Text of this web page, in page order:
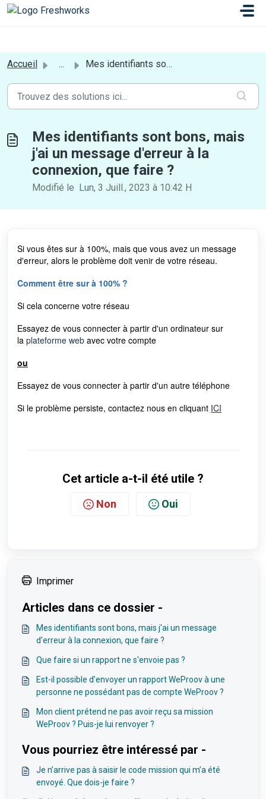
a[href*='login'] {display:none;}
Passer au contenu principal
Accueil ... Mes identifiants sont bons, mais j'ai un message d...
Mes identifiants sont bons, mais
j'ai un message d'erreur à la
connexion, que faire ?
Modifié le Lun, 3 Juill., 2023 à 10:42 H
Si vous êtes sur à 100%, mais que vous avez un message
d'erreur, alors le problème doit venir de votre réseau.
Comment être sur à 100% ?
Si cela concerne votre réseau
Essayez de vous connecter à partir d'un ordinateur sur
la plateforme web avec votre compte
ou
Essayez de vous connecter à partir d'un autre téléphone
Si le problème persiste, contactez nous en cliquant ICI
Cet article a-t-il été utile ?
Non Oui
Imprimer
Articles dans ce dossier -
Mes identifiants sont bons, mais j'ai un message
d'erreur à la connexion, que faire ?
Que faire si un rapport ne s'envoie pas ?
Est-il possible d’envoyer un rapport WeProov à une
personne ne possédant pas de compte WeProov ?
Mon client prétend ne pas avoir reçu sa mission
WeProov ? Puis-je lui renvoyer ?
Vous pourriez être intéressé par -
Je n’arrive pas à saisir le code mission qui m’a été
envoyé. Que dois-je faire ?